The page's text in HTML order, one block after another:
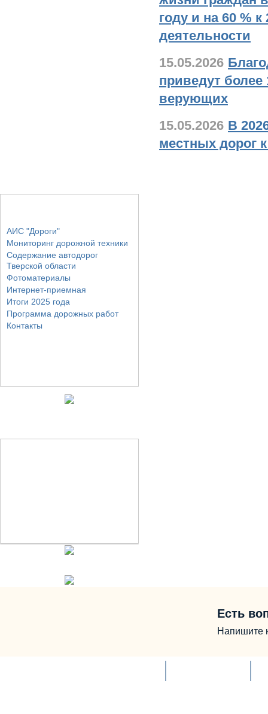
году и на 60 %
деятельности
15.05.2026
приведут
верующих
15.05.2026 В
местных дорог
АИС "Дороги"
Мониторинг дорожной техники
Содержание автодорог
Тверской области
Фотоматериалы
Интернет-приемная
Итоги 2025 года
Программа дорожных работ
Контакты
Есть
Напишите